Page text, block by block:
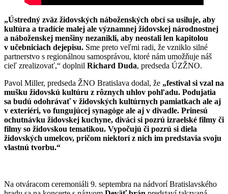
„Ústredný zväz židovských náboženských obcí sa usiluje, aby
kultúra a tradície malej ale významnej židovskej národnostnej
a náboženskej menšiny nezanikli, aby neostali len kapitolou
v učebniciach dejepisu. Sme preto veľmi radi, že vzniklo silné
partnerstvo s regionálnou samosprávou, ktoré nám umožňuje náš
cieľ zrealizovať,“ doplnil Richard Duda, predseda ÚZŽNO.
Pavol Miller, predseda ŽNO Bratislava dodal, že „festival si vzal na
mušku židovskú kultúru z rôznych uhlov pohľadu. Podujatia
sa budú odohrávať v židovských kultúrnych pamiatkach ale aj
v exteriéri, vo fungujúcej synagóge ale aj v divadle. Prinesú
ochutnávku židovskej kuchyne, diváci si pozrú izraelské filmy či
filmy so židovskou tematikou. Vypočujú či pozrú si diela
židovských umelcov, pričom niektorí z nich im predstavia svoju
vlastnú tvorbu.“
Na otváracom ceremoniáli 9. septembra na nádvorí Bratislavského